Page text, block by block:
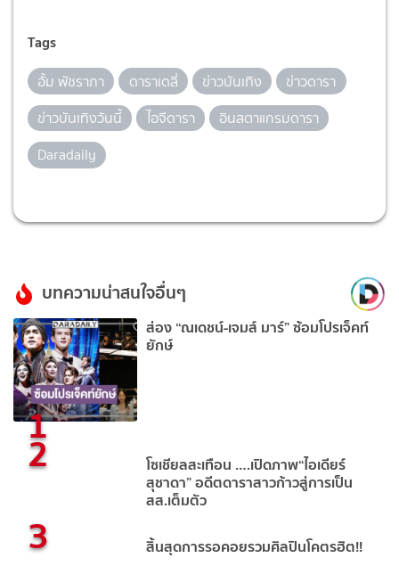
Tags
อั้ม พัชราภา ดาราเดลี่ ข่าวบันเทิง
ข่าวดารา
ข่าวบันเทิงวันนี้
ไอจีดารา
อินสตาแกรมดารา
Daradaily
บทความน่าสนใจอื่นๆ
1
ส่อง “ณเดชน์-เจมส์ มาร์” ซ้อมโปรเจ็คท์
ยักษ์
2 โซเชียลสะเทือน ….เปิดภาพ“ไอเดียร์
สุชาดา” อดีตดาราสาวก้าวสู่การเป็น
สส.เต็มตัว
3 สิ้นสุดการรอคอยรวมศิลปินโคตรฮิต!!